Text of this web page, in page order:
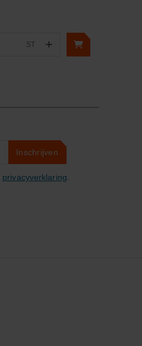
ST +
Inschrijven
privacyverklaring